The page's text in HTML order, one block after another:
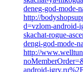
deneg-god-mode-
http://
d=vzlom-android-
skachat-rogue-
dengi-god-mode-
http://
android-